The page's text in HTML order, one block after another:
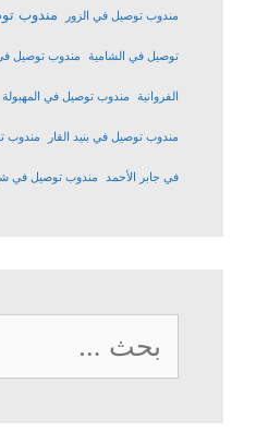
مندوب توصيل في الزور مندوب
توصيل في الشامية مندوب توصيل
الفروانية مندوب توصيل في المهبولة
مندوب توصيل في بنيد القار مندوب
في جابر الأحمد مندوب توصيل في
البحث
عن: